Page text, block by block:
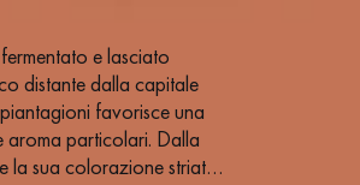
e lasciato
distante dalla capitale
favorisce una
particolari. Dalla
la sua colorazione striata